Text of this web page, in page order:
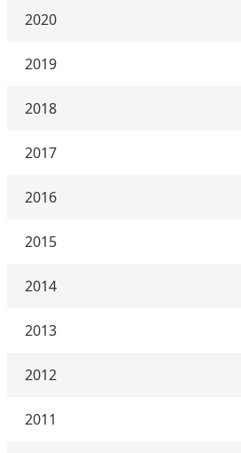
2020
2019
2018
2017
2016
2015
2014
2013
2012
2011